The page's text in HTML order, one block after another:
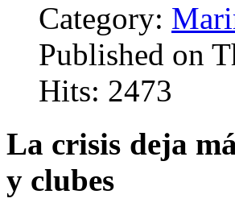
Category:
Published on
Hits: 2473
La crisis deja
y clubes